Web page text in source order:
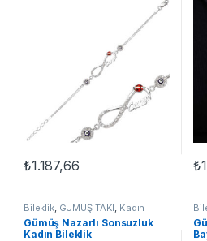
₺1.187,66 ₺
Bileklik, GÜMÜŞ TAKI, Kadın
Bileklikleri, Sonsuzluk Bileklikler
Gümüş Nazarlı Sonsuzluk
Kadın Bileklik